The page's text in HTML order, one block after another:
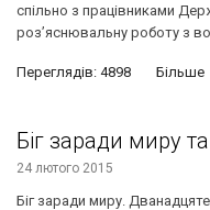
спільно з працівниками
роз’яснювальну роботу з
Переглядів: 4898 Більше
Біг заради миру та
24 лютого 2015
Біг заради миру.